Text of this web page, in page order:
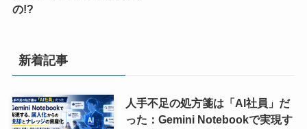
の!?
新着記事
人手不足の処方箋は「AI社員」だ
った：Gemini Notebookで実現す